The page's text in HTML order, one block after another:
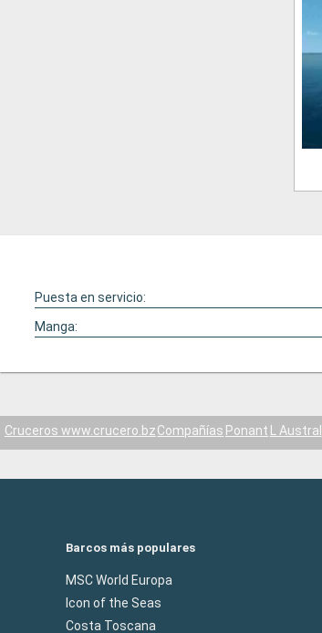
Puesta en servicio:
Manga:
Cruceros www.crucero.bzCompañías Ponant L Austral
Barcos más populares
MSC World Europa
Icon of the Seas
Costa Toscana